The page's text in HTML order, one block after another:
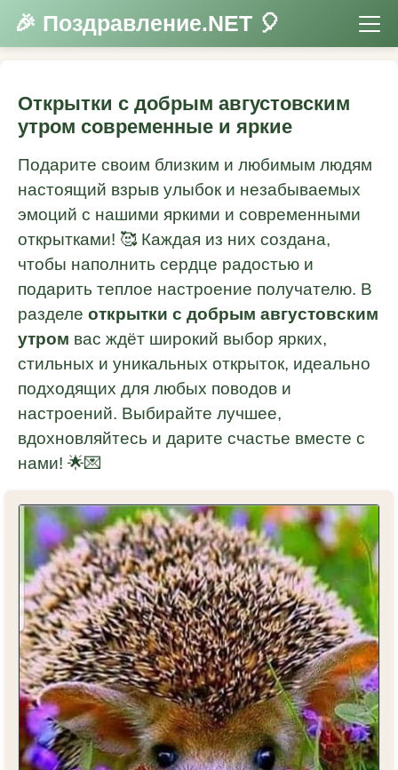
🎉 Поздравление.NET 🎈
Открытки с добрым августовским
утром современные и яркие
Подарите своим близким и любимым людям
настоящий взрыв улыбок и незабываемых
эмоций с нашими яркими и современными
открытками! 🥰 Каждая из них создана,
чтобы наполнить сердце радостью и
подарить теплое настроение получателю. В
разделе открытки с добрым августовским
утром вас ждёт широкий выбор ярких,
стильных и уникальных открыток, идеально
подходящих для любых поводов и
настроений. Выбирайте лучшее,
вдохновляйтесь и дарите счастье вместе с
нами! 🌟💌